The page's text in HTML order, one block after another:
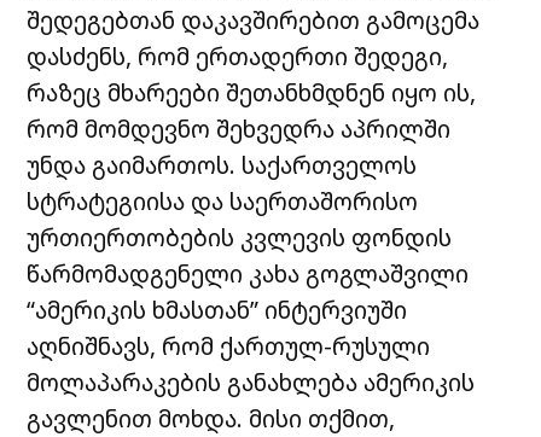
შედეგებთან დაკავშირებით გამოცემა
დასძენს, რომ ერთადერთი შედეგი,
რაზეც მხარეები შეთანხმდნენ იყო ის,
რომ მომდევნო შეხვედრა აპრილში
უნდა გაიმართოს. საქართველოს
სტრატეგიისა და საერთაშორისო
ურთიერთობების კვლევის ფონდის
წარმომადგენელი კახა გოგლაშვილი
“ამერიკის ხმასთან” ინტერვიუში
აღნიშნავს, რომ ქართულ-რუსული
მოლაპარაკების განახლება ამერიკის
გავლენით მოხდა. მისი თქმით,